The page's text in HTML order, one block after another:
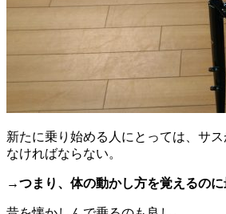
新たに乗り始める人にとっては、サ
なければならない。
→つまり、体の動かし方を覚えるのに